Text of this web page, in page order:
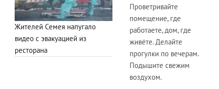
Жителей Семея напугало
видео с эвакуацией из
ресторана
Проветривайте
помещение, где
работаете, дом, где
живёте. Делайте
прогулки по вечерам.
Подышите свежим
воздухом.